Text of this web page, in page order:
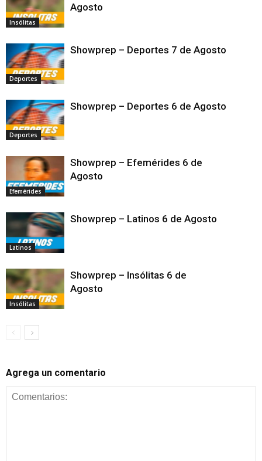
Insólitas
Agosto
Deportes
Showprep – Deportes 7 de Agosto
Deportes
Showprep – Deportes 6 de Agosto
Efemérides
Showprep – Efemérides 6 de
Agosto
Latinos
Showprep – Latinos 6 de Agosto
Insólitas
Showprep – Insólitas 6 de
Agosto
Agrega un comentario